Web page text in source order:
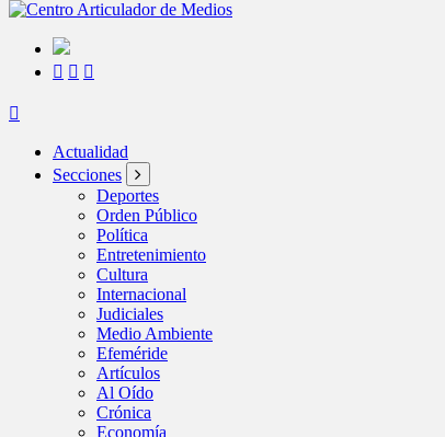
Actualidad
Secciones
Deportes
Orden Público
Política
Entretenimiento
Cultura
Internacional
Judiciales
Medio Ambiente
Efeméride
Artículos
Al Oído
Crónica
Economía